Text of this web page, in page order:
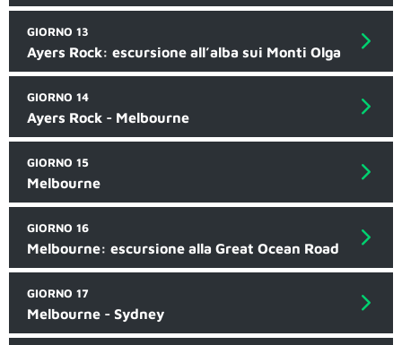
GIORNO 13
Ayers Rock: escursione all’alba sui Monti Olga
GIORNO 14
Ayers Rock - Melbourne
GIORNO 15
Melbourne
GIORNO 16
Melbourne: escursione alla Great Ocean Road
GIORNO 17
Melbourne - Sydney